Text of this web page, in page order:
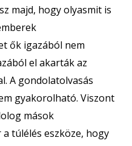
majd, hogy olyasmit is
ők igazából nem
el akarták az
A gondolatolvasás
gyakorolható. Viszont
mások
túlélés eszköze, hogy